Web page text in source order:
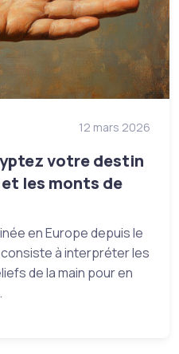
12 mars 2026
votre destin
les monts de
en Europe depuis le
consiste à interpréter les
de la main pour en